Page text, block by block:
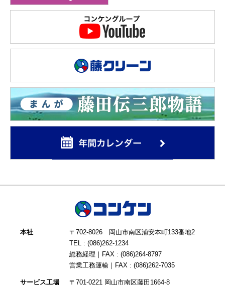
本社
〒702-8026 岡山市南区浦安本町133番地2
TEL : (086)262-1234
総務経理｜FAX : (086)264-8797
営業工務運輸｜FAX : (086)262-7035
サービス工場 〒701-0221 岡山市南区藤田1664-8